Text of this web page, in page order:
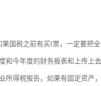
国税之前有买f票，一定要把
和今年度的财务报表和上传上
所得税报告，如果有固定资产